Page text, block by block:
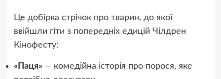
Це добірка стрічок про тварин, до якої
ввійшли гіти з попередніх едицій Чілдрен
Кінофесту:
«Паця» — комедійна історія про порося, яке